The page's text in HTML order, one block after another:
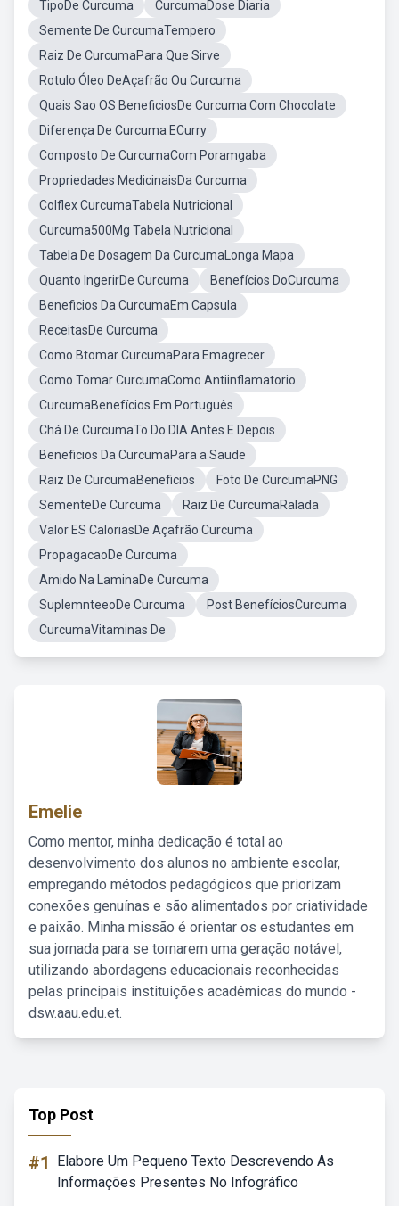
TipoDe Curcuma
CurcumaDose Diaria
Semente De CurcumaTempero
Raiz De CurcumaPara Que Sirve
Rotulo Óleo DeAçafrão Ou Curcuma
Quais Sao OS BeneficiosDe Curcuma Com Chocolate
Diferença De Curcuma ECurry
Composto De CurcumaCom Poramgaba
Propriedades MedicinaisDa Curcuma
Colflex CurcumaTabela Nutricional
Curcuma500Mg Tabela Nutricional
Tabela De Dosagem Da CurcumaLonga Mapa
Quanto IngerirDe Curcuma
Benefícios DoCurcuma
Beneficios Da CurcumaEm Capsula
ReceitasDe Curcuma
Como Btomar CurcumaPara Emagrecer
Como Tomar CurcumaComo Antiinflamatorio
CurcumaBenefícios Em Português
Chá De CurcumaTo Do DIA Antes E Depois
Beneficios Da CurcumaPara a Saude
Raiz De CurcumaBeneficios
Foto De CurcumaPNG
SementeDe Curcuma
Raiz De CurcumaRalada
Valor ES CaloriasDe Açafrão Curcuma
PropagacaoDe Curcuma
Amido Na LaminaDe Curcuma
SuplemnteeoDe Curcuma
Post BenefíciosCurcuma
CurcumaVitaminas De
Emelie
Como mentor, minha dedicação é total ao
desenvolvimento dos alunos no ambiente escolar,
empregando métodos pedagógicos que priorizam
conexões genuínas e são alimentados por criatividade
e paixão. Minha missão é orientar os estudantes em
sua jornada para se tornarem uma geração notável,
utilizando abordagens educacionais reconhecidas
pelas principais instituições acadêmicas do mundo -
dsw.aau.edu.et.
Top Post
#1
Elabore Um Pequeno Texto Descrevendo As
Informações Presentes No Infográfico